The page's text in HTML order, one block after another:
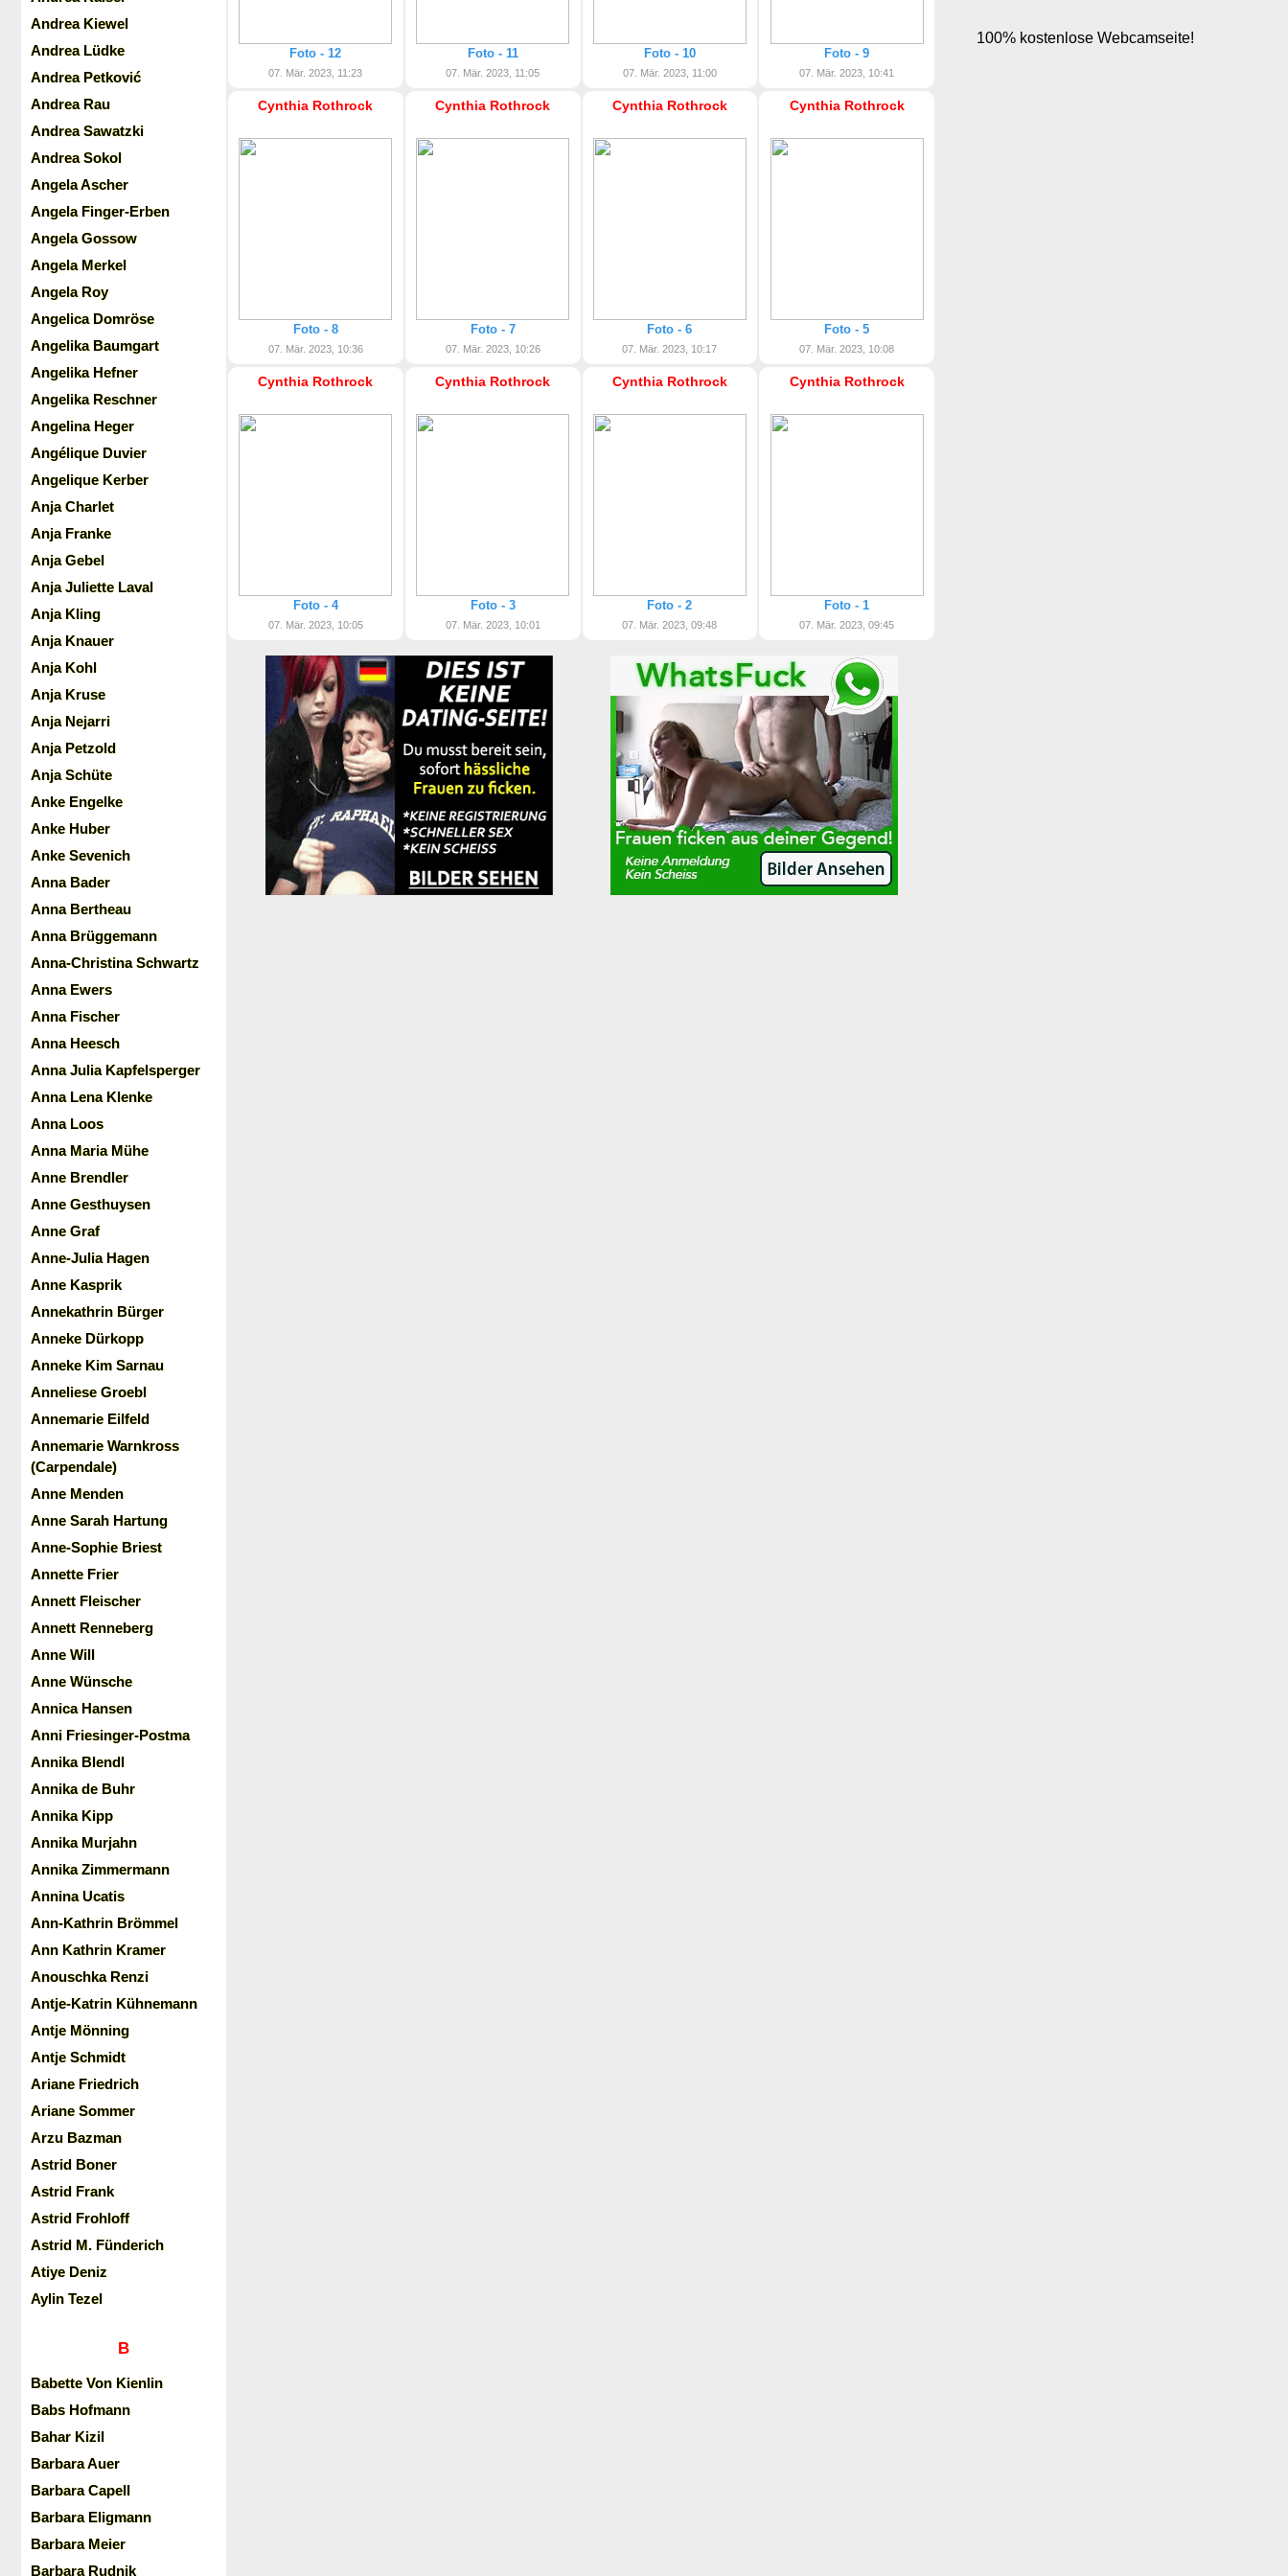
Andrea Kiewel
Andrea Lüdke
Andrea Petković
Andrea Rau
Andrea Sawatzki
Andrea Sokol
Angela Ascher
Angela Finger-Erben
Angela Gossow
Angela Merkel
Angela Roy
Angelica Domröse
Angelika Baumgart
Angelika Hefner
Angelika Reschner
Angelina Heger
Angélique Duvier
Angelique Kerber
Anja Charlet
Anja Franke
Anja Gebel
Anja Juliette Laval
Anja Kling
Anja Knauer
Anja Kohl
Anja Kruse
Anja Nejarri
Anja Petzold
Anja Schüte
Anke Engelke
Anke Huber
Anke Sevenich
Anna Bader
Anna Bertheau
Anna Brüggemann
Anna-Christina Schwartz
Anna Ewers
Anna Fischer
Anna Heesch
Anna Julia Kapfelsperger
Anna Lena Klenke
Anna Loos
Anna Maria Mühe
Anne Brendler
Anne Gesthuysen
Anne Graf
Anne-Julia Hagen
Anne Kasprik
Annekathrin Bürger
Anneke Dürkopp
Anneke Kim Sarnau
Anneliese Groebl
Annemarie Eilfeld
Annemarie Warnkross
(Carpendale)
Anne Menden
Anne Sarah Hartung
Anne-Sophie Briest
Annette Frier
Annett Fleischer
Annett Renneberg
Anne Will
Anne Wünsche
Annica Hansen
Anni Friesinger-Postma
Annika Blendl
Annika de Buhr
Annika Kipp
Annika Murjahn
Annika Zimmermann
Annina Ucatis
Ann-Kathrin Brömmel
Ann Kathrin Kramer
Anouschka Renzi
Antje-Katrin Kühnemann
Antje Mönning
Antje Schmidt
Ariane Friedrich
Ariane Sommer
Arzu Bazman
Astrid Boner
Astrid Frank
Astrid Frohloff
Astrid M. Fünderich
Atiye Deniz
Aylin Tezel
B
Babette Von Kienlin
Babs Hofmann
Bahar Kizil
Barbara Auer
Barbara Capell
Barbara Eligmann
Barbara Meier
Barbara Rudnik
Foto - 12
07. Mär. 2023, 11:23
Foto - 11
07. Mär. 2023, 11:05
Foto - 10
07. Mär. 2023, 11:00
Foto - 9
07. Mär. 2023, 10:41
Cynthia Rothrock
Foto - 8
07. Mär. 2023, 10:36
Cynthia Rothrock
Foto - 7
07. Mär. 2023, 10:26
Cynthia Rothrock
Foto - 6
07. Mär. 2023, 10:17
Cynthia Rothrock
Foto - 5
07. Mär. 2023, 10:08
Cynthia Rothrock
Foto - 4
07. Mär. 2023, 10:05
Cynthia Rothrock
Foto - 3
07. Mär. 2023, 10:01
Cynthia Rothrock
Foto - 2
07. Mär. 2023, 09:48
Cynthia Rothrock
Foto - 1
07. Mär. 2023, 09:45